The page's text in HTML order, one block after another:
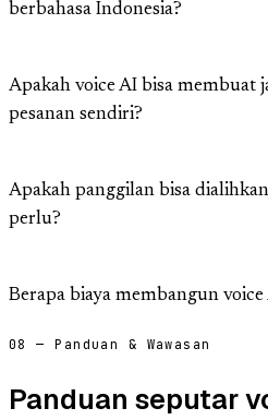
berbahasa Indonesia?
Apakah voice AI bisa membuat
pesanan sendiri?
Apakah panggilan bisa
perlu?
Berapa biaya membangun
08 — Panduan & Wawasan
Panduan seputar